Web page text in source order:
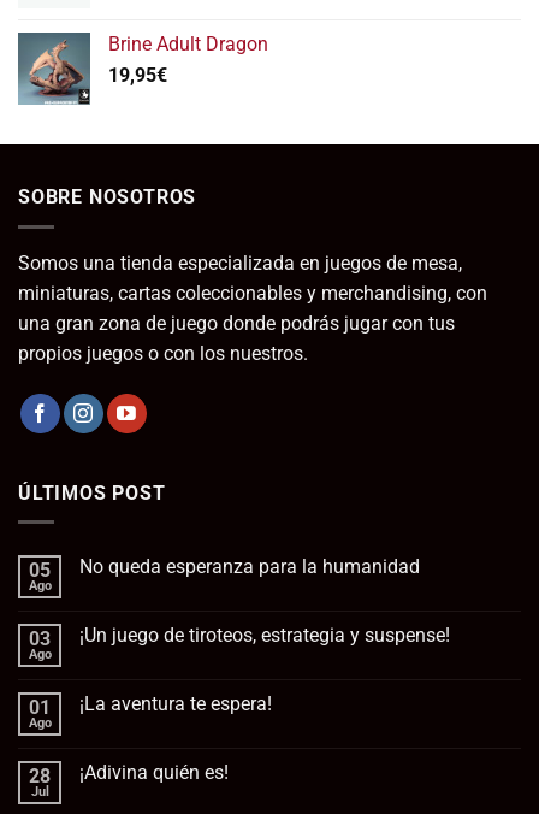
era:
es:
Brine Adult Dragon
19,95€
SOBRE NOSOTROS
Somos una tienda especializada en juegos de mesa,
miniaturas, cartas coleccionables y merchandising, con
una gran zona de juego donde podrás jugar con tus
propios juegos o con los nuestros.
ÚLTIMOS POST
05
Ago
No queda esperanza para la humanidad
en
para
la
03
Ago
¡Un juego de tiroteos, estrategia y suspense!
en
tiroteos,
estrategia
01
Ago
¡La aventura te espera!
en
28
Jul
¡Adivina quién es!